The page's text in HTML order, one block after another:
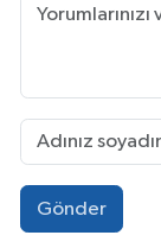
Gönder